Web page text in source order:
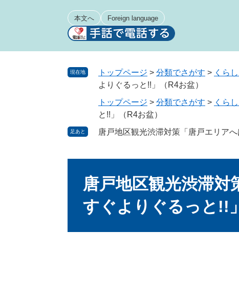
本文へ Foreign language
現在地 トップページ > 分類でさがす > くら
よりぐるっと!!」（R4お盆）
トップページ > 分類でさがす > くら
と!!」（R4お盆）
足あと 唐戸地区観光渋滞対策「唐戸エリア
唐戸地区観光渋滞対
すぐよりぐるっと!!